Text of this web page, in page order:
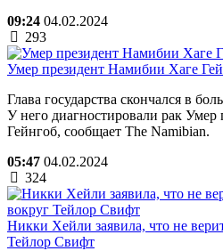
09:24 04.02.2024
293
Умер президент Намибии Хаге
Глава государства скончался в
У него диагностировали рак
Гейнгоб, сообщает The Namibian.
05:47 04.02.2024
324
Никки Хейли заявила, что не
Тейлор Свифт